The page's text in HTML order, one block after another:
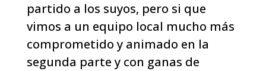
partido a los suyos, pero si que
vimos a un equipo local mucho más
comprometido y animado en la
segunda parte y con ganas de